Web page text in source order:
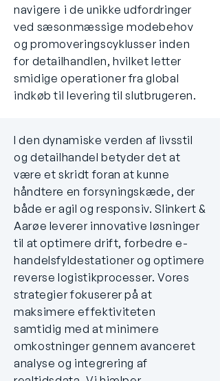
navigere i de unikke udfordringer
ved sæsonmæssige modebehov
og promoveringscyklusser inden
for detailhandlen, hvilket letter
smidige operationer fra global
indkøb til levering til slutbrugeren.
I den dynamiske verden af livsstil
og detailhandel betyder det at
være et skridt foran at kunne
håndtere en forsyningskæde, der
både er agil og responsiv. Slinkert &
Aarøe leverer innovative løsninger
til at optimere drift, forbedre e-
handelsfyldestationer og optimere
reverse logistikprocesser. Vores
strategier fokuserer på at
maksimere effektiviteten
samtidig med at minimere
omkostninger gennem avanceret
analyse og integrering af